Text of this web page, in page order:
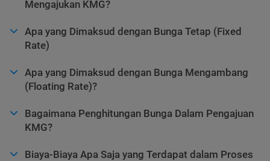
Mengajukan KMG?
Apa yang Dimaksud dengan Bunga Tetap (Fixed
Rate)
Apa yang Dimaksud dengan Bunga Mengambang
(Floating Rate)?
Bagaimana Penghitungan Bunga Dalam Pengajuan
KMG?
Biaya-Biaya Apa Saja yang Terdapat dalam Proses